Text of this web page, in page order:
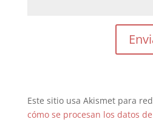
Este sitio usa Akismet para
cómo se procesan los datos